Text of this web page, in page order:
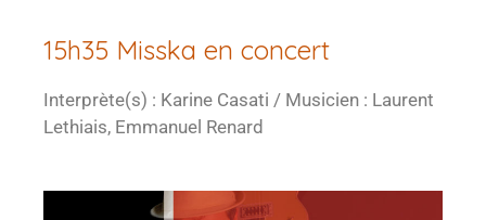
15h35 Misska en concert
Interprète(s) : Karine Casati / Musicien : Laurent
Lethiais, Emmanuel Renard